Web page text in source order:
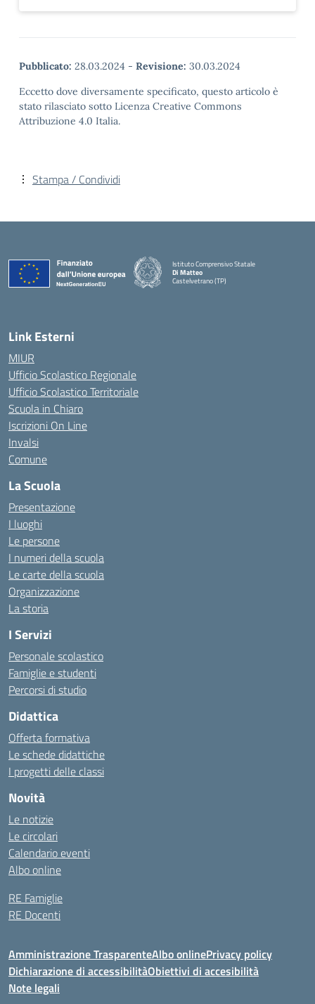
Pubblicato: 28.03.2024 - Revisione: 30.03.2024
Eccetto dove diversamente specificato, questo articolo è
stato rilasciato sotto Licenza Creative Commons
Attribuzione 4.0 Italia.
Stampa / Condividi
Istituto Comprensivo Statale
Di Matteo
Castelvetrano (TP)
Link Esterni
MIUR
Ufficio Scolastico Regionale
Ufficio Scolastico Territoriale
Scuola in Chiaro
Iscrizioni On Line
Invalsi
Comune
La Scuola
Presentazione
I luoghi
Le persone
I numeri della scuola
Le carte della scuola
Organizzazione
La storia
I Servizi
Personale scolastico
Famiglie e studenti
Percorsi di studio
Didattica
Offerta formativa
Le schede didattiche
I progetti delle classi
Novità
Le notizie
Le circolari
Calendario eventi
Albo online
RE Famiglie
RE Docenti
Amministrazione TrasparenteAlbo onlinePrivacy policy
Dichiarazione di accessibilitàObiettivi di accesibilità
Note legali